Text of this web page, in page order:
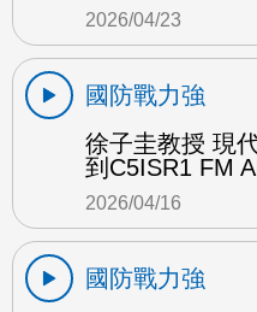
2026/04/23
國防戰力強
徐子圭教授 現
到C5ISR1 FM
2026/04/16
國防戰力強